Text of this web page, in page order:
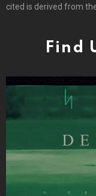
cited is derived from
Find